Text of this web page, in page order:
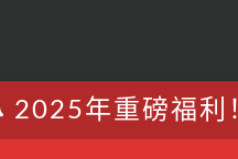
2025年重磅福利